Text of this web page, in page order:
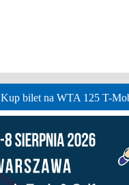
Kup bilet na WTA 125 T-